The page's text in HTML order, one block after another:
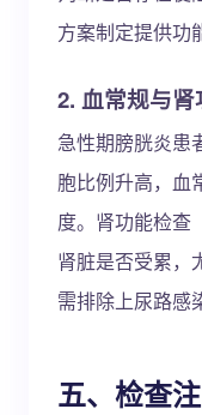
方案制定提供功
2. 血常规与
急性期膀胱炎患
胞比例升高，血
度。肾功能检查
肾脏是否受累，
需排除上尿路感
五、检查